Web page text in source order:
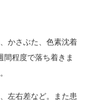
かさぶた、色素沈着
間程度で落ち着きま
左右差など。また患